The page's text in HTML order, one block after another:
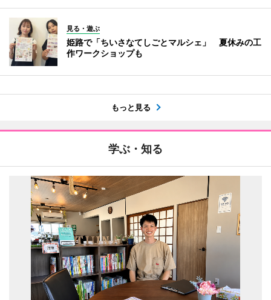
見る・遊ぶ
姫路で「ちいさなてしごとマルシェ」 夏休みの工
作ワークショップも
もっと見る
学ぶ・知る